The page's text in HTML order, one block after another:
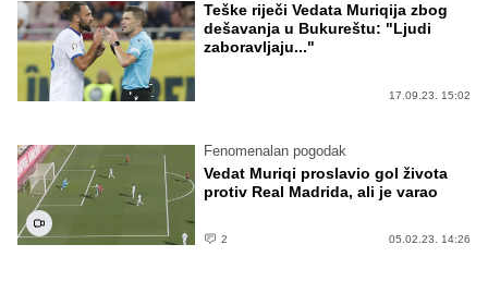
Teške riječi Vedata Muriqija zbog
dešavanja u Bukureštu: "Ljudi
zaboravljaju..."
17.09.23. 15:02
Fenomenalan pogodak
Vedat Muriqi proslavio gol života
protiv Real Madrida, ali je varao
2 05.02.23. 14:26